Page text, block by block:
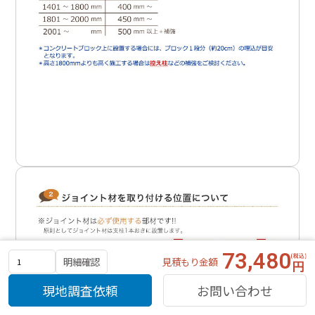
明細確認 見積もり金額 73,480
現地調査依頼 お問い合わせ